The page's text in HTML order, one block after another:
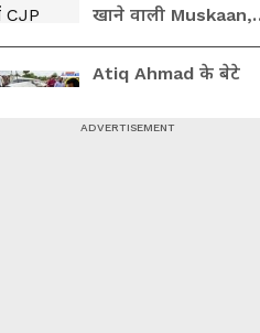
खाने वाली Muskaan,
Delhi Police से दाग
ये सवाल!
Atiq Ahmad के बेटे
का पूरा सच! पता चल